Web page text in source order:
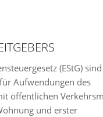
(EStG) sind
Aufwendungen des
öffentlichen
und erster